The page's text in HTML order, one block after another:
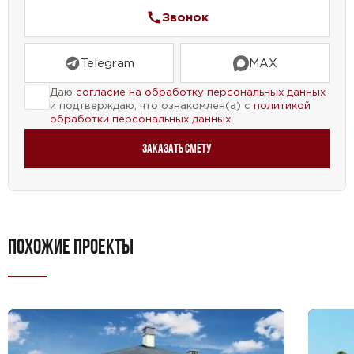
Проект дома №58-14 — это идеальный выбор для
тех, кто ищет уютное и функциональное жилье. С
его помощью вы сможете создать комфортную
обстановку для всей семьи и наслаждаться
жизнью в своем собственном уголке.
Звонок
Telegram MAX
Даю согласие на обработку персональных данных
и подтверждаю, что ознакомлен(а) с политикой
обработки персональных данных
Заказать смету
ПОХОЖИЕ ПРОЕКТЫ